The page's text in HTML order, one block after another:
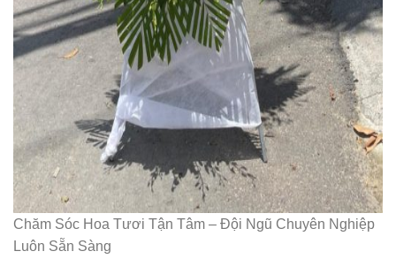
Chăm Sóc Hoa Tươi Tận Tâm – Đội Ngũ Chuyên Nghiệp
Luôn Sẵn Sàng